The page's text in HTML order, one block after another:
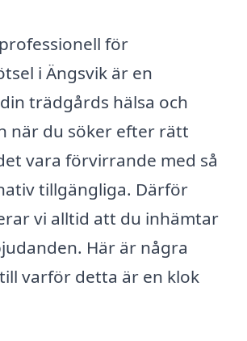
för
i Ängsvik är en
trädgårds hälsa och
när du söker efter rätt
vara förvirrande med så
tillgängliga. Därför
vi alltid att du inhämtar
Här är några
varför detta är en klok